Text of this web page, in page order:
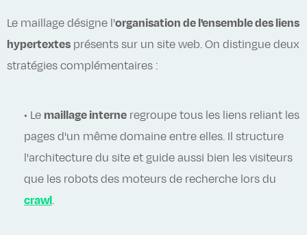
Le maillage désigne l'organisation de l'ensemble des liens
hypertextes présents sur un site web. On distingue deux
stratégies complémentaires :
• Le maillage interne regroupe tous les liens reliant les
pages d'un même domaine entre elles. Il structure
l'architecture du site et guide aussi bien les visiteurs
que les robots des moteurs de recherche lors du
crawl.